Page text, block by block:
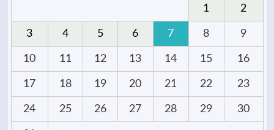
1 2
3 4 5 6 7 8 9
10 11 12 13 14 15 16
17 18 19 20 21 22 23
24 25 26 27 28 29 30